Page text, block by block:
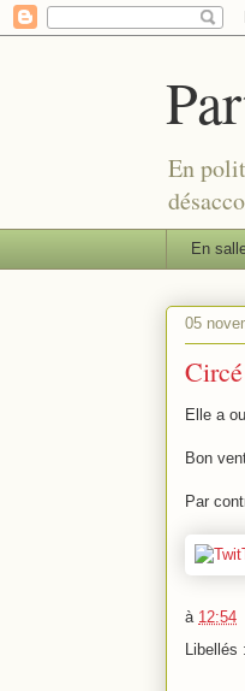
En
En
05
Elle a
Bon
Par
à 12:54
Libellés :